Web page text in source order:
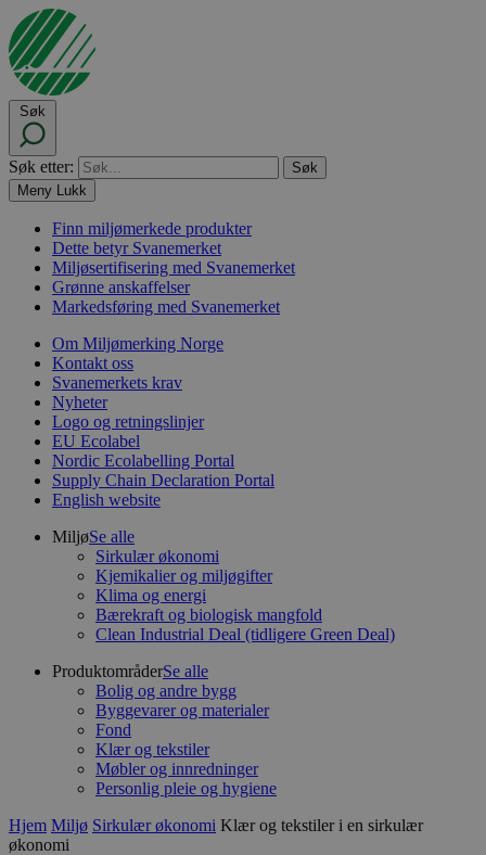
Søk
Søk etter:
Meny Lukk
Finn miljømerkede produkter
Dette betyr Svanemerket
Miljøsertifisering med Svanemerket
Grønne anskaffelser
Markedsføring med Svanemerket
Om Miljømerking Norge
Kontakt oss
Svanemerkets krav
Nyheter
Logo og retningslinjer
EU Ecolabel
Nordic Ecolabelling Portal
Supply Chain Declaration Portal
English website
MiljøSe alle
Sirkulær økonomi
Kjemikalier og miljøgifter
Klima og energi
Bærekraft og biologisk mangfold
Clean Industrial Deal (tidligere Green Deal)
ProduktområderSe alle
Bolig og andre bygg
Byggevarer og materialer
Fond
Klær og tekstiler
Møbler og innredninger
Personlig pleie og hygiene
Hjem Miljø Sirkulær økonomi Klær og tekstiler i en sirkulær
økonomi